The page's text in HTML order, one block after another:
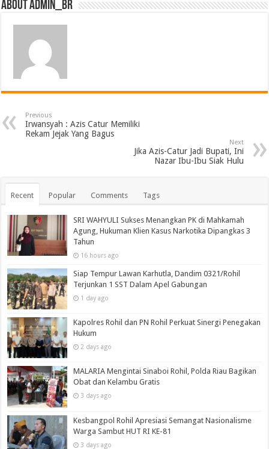
About admin_br
Previous
Irwansyah : Azis Catur Memiliki
Rekam Jejak Yang Bagus
Next
Jika Azis-Catur Jadi Bupati, Ini
Nazar Ibu-Ibu Siak Hulu
Recent Popular Comments Tags
SRI WAHYULI Sukses Menangkan PK di Mahkamah
Agung, Hukuman Klien Kasus Narkotika Dipangkas 3
Tahun
16 hours ago
Siap Tempur Lawan Karhutla, Dandim 0321/Rohil
Terjunkan 1 SST Dalam Apel Gabungan
1 day ago
Kapolres Rohil dan PN Rohil Perkuat Sinergi Penegakan
Hukum
2 days ago
MALARIA Mengintai Sinaboi Rohil, Polda Riau Bagikan
Obat dan Kelambu Gratis
3 days ago
Kesbangpol Rohil Apresiasi Semangat Nasionalisme
Warga Sambut HUT RI KE-81
3 days ago